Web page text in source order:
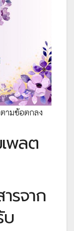
ามข้อตกลง
พลต
รจาก
บ